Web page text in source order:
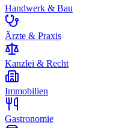
Handwerk & Bau
Ärzte & Praxis
Kanzlei & Recht
Immobilien
Gastronomie